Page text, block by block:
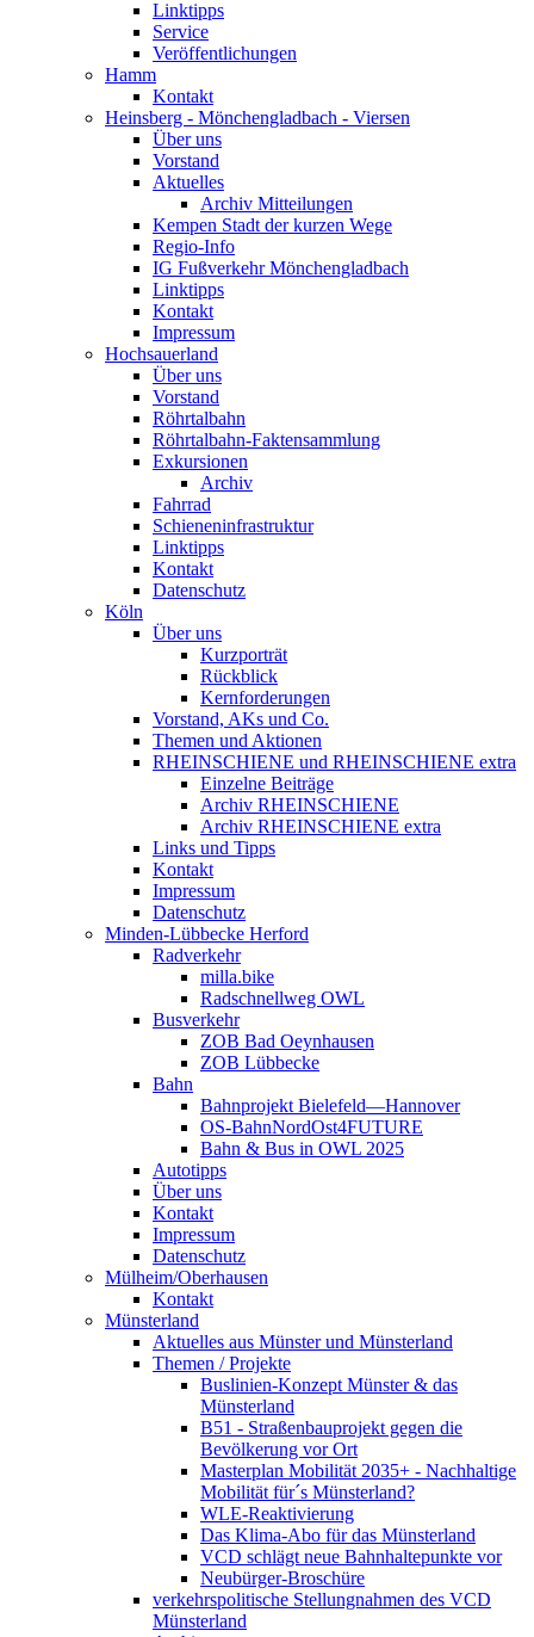
Linktipps
Service
Veröffentlichungen
Hamm
Kontakt
Heinsberg - Mönchengladbach - Viersen
Über uns
Vorstand
Aktuelles
Archiv Mitteilungen
Kempen Stadt der kurzen Wege
Regio-Info
IG Fußverkehr Mönchengladbach
Linktipps
Kontakt
Impressum
Hochsauerland
Über uns
Vorstand
Röhrtalbahn
Röhrtalbahn-Faktensammlung
Exkursionen
Archiv
Fahrrad
Schieneninfrastruktur
Linktipps
Kontakt
Datenschutz
Köln
Über uns
Kurzporträt
Rückblick
Kernforderungen
Vorstand, AKs und Co.
Themen und Aktionen
RHEINSCHIENE und RHEINSCHIENE extra
Einzelne Beiträge
Archiv RHEINSCHIENE
Archiv RHEINSCHIENE extra
Links und Tipps
Kontakt
Impressum
Datenschutz
Minden-Lübbecke Herford
Radverkehr
milla.bike
Radschnellweg OWL
Busverkehr
ZOB Bad Oeynhausen
ZOB Lübbecke
Bahn
Bahnprojekt Bielefeld—Hannover
OS-BahnNordOst4FUTURE
Bahn & Bus in OWL 2025
Autotipps
Über uns
Kontakt
Impressum
Datenschutz
Mülheim/Oberhausen
Kontakt
Münsterland
Aktuelles aus Münster und Münsterland
Themen / Projekte
Buslinien-Konzept Münster & das
Münsterland
B51 - Straßenbauprojekt gegen die
Bevölkerung vor Ort
Masterplan Mobilität 2035+ - Nachhaltige
Mobilität für´s Münsterland?
WLE-Reaktivierung
Das Klima-Abo für das Münsterland
VCD schlägt neue Bahnhaltepunkte vor
Neubürger-Broschüre
verkehrspolitische Stellungnahmen des VCD
Münsterland